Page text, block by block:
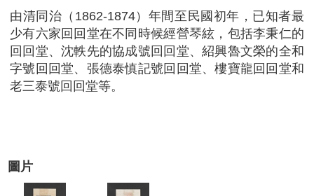
由清同治（1862-1874）年間至民國初年，已知者最
少有六家回回堂在不同時候經營琴絃，包括李秉仁的
回回堂、沈軼先的協成號回回堂、紹興魯文榮的全和
字號回回堂、張德泰慎記號回回堂、樓寶龍回回堂和
老三泰號回回堂等。
圖片